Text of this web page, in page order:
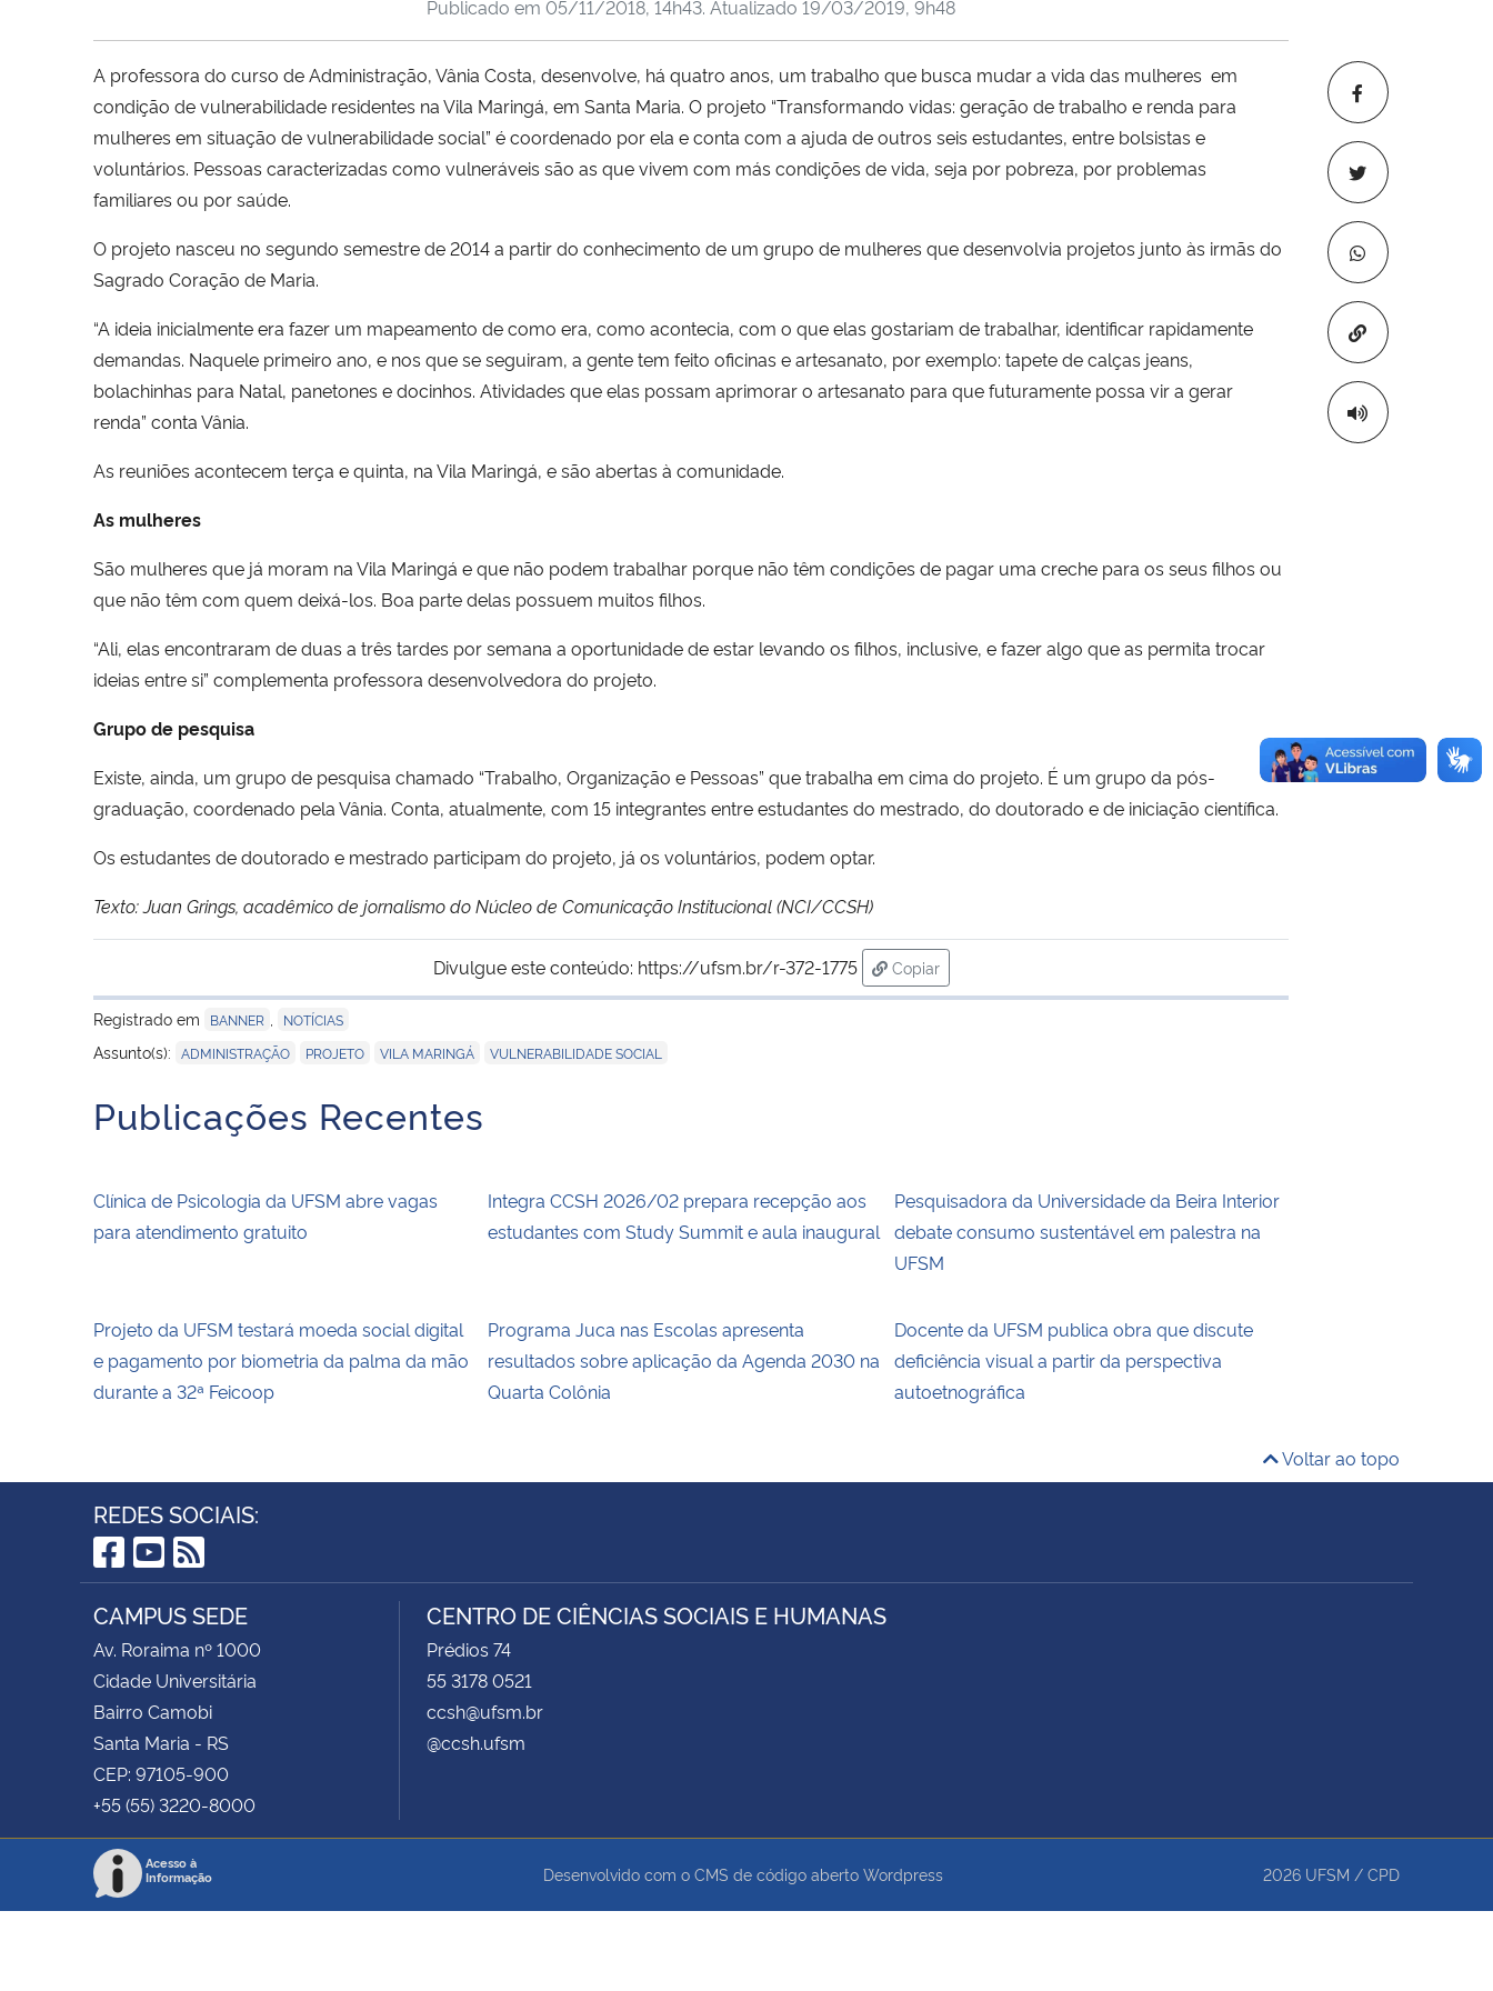
Copiar para
Publicado em 05/11/2018, 14h43. Atualizado 19/03/2019, 9h48
A professora do curso de Administração, Vânia Costa, desenvolve, há quatro anos, um trabalho que busca mudar a vida das mulheres em
condição de vulnerabilidade residentes na Vila Maringá, em Santa Maria. O projeto “Transformando vidas: geração de trabalho e renda para
mulheres em situação de vulnerabilidade social” é coordenado por ela e conta com a ajuda de outros seis estudantes, entre bolsistas e
voluntários. Pessoas caracterizadas como vulneráveis são as que vivem com más condições de vida, seja por pobreza, por problemas
familiares ou por saúde.
O projeto nasceu no segundo semestre de 2014 a partir do conhecimento de um grupo de mulheres que desenvolvia projetos junto às irmãs do
Sagrado Coração de Maria.
“A ideia inicialmente era fazer um mapeamento de como era, como acontecia, com o que elas gostariam de trabalhar, identificar rapidamente
demandas. Naquele primeiro ano, e nos que se seguiram, a gente tem feito oficinas e artesanato, por exemplo: tapete de calças jeans,
bolachinhas para Natal, panetones e docinhos. Atividades que elas possam aprimorar o artesanato para que futuramente possa vir a gerar
renda” conta Vânia.
As reuniões acontecem terça e quinta, na Vila Maringá, e são abertas à comunidade.
As mulheres
São mulheres que já moram na Vila Maringá e que não podem trabalhar porque não têm condições de pagar uma creche para os seus filhos ou
que não têm com quem deixá-los. Boa parte delas possuem muitos filhos.
“Ali, elas encontraram de duas a três tardes por semana a oportunidade de estar levando os filhos, inclusive, e fazer algo que as permita trocar
ideias entre si” complementa professora desenvolvedora do projeto.
Grupo de pesquisa
Existe, ainda, um grupo de pesquisa chamado “Trabalho, Organização e Pessoas” que trabalha em cima do projeto. É um grupo da pós-
graduação, coordenado pela Vânia. Conta, atualmente, com 15 integrantes entre estudantes do mestrado, do doutorado e de iniciação científica.
Os estudantes de doutorado e mestrado participam do projeto, já os voluntários, podem optar.
Texto: Juan Grings, acadêmico de jornalismo do Núcleo de Comunicação Institucional (NCI/CCSH)
Divulgue este conteúdo: https://ufsm.br/r-372-1775
Copiar
para área de transferência
Registrado em
BANNER NOTÍCIAS
Assunto(s): ADMINISTRAÇÃO PROJETO VILA MARINGÁ VULNERABILIDADE SOCIAL
Publicações Recentes
Clínica de Psicologia da UFSM abre vagas
para atendimento gratuito
Integra CCSH 2026/02 prepara recepção aos
estudantes com Study Summit e aula inaugural
Pesquisadora da Universidade da Beira Interior
debate consumo sustentável em palestra na
UFSM
Projeto da UFSM testará moeda social digital
e pagamento por biometria da palma da mão
durante a 32ª Feicoop
Programa Juca nas Escolas apresenta
resultados sobre aplicação da Agenda 2030 na
Quarta Colônia
Docente da UFSM publica obra que discute
deficiência visual a partir da perspectiva
autoetnográfica
Voltar ao topo
REDES SOCIAIS:
Facebook
YouTube
RSS
CAMPUS SEDE
Av. Roraima nº 1000
Cidade Universitária
Bairro Camobi
Santa Maria - RS
CEP: 97105-900
+55 (55) 3220-8000
CENTRO DE CIÊNCIAS SOCIAIS E HUMANAS
Prédios 74
55 3178 0521
ccsh@ufsm.br
@ccsh.ufsm
Acesso à
Informação
Desenvolvido com o CMS de código aberto Wordpress 2026 UFSM / CPD